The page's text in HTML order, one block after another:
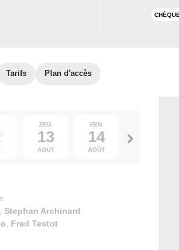
Tarifs Plan d'accès
JEU.
13
AOÛT
VEN.
14
AOÛT
Stephan Archinard
Fred Testot